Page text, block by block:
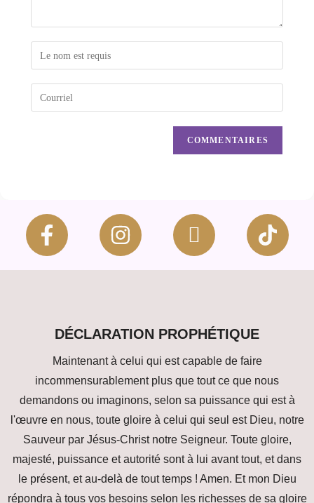
DÉCLARATION PROPHÉTIQUE
Maintenant à celui qui est capable de faire
incommensurablement plus que tout ce que nous
demandons ou imaginons, selon sa puissance qui est à
l'œuvre en nous, toute gloire à celui qui seul est Dieu, notre
Sauveur par Jésus-Christ notre Seigneur. Toute gloire,
majesté, puissance et autorité sont à lui avant tout, et dans
le présent, et au-delà de tout temps ! Amen. Et mon Dieu
répondra à tous vos besoins selon les richesses de sa gloire